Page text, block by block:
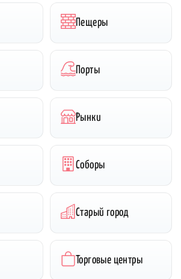
Пещеры
Порты
Рынки
Соборы
Старый город
Торговые центры